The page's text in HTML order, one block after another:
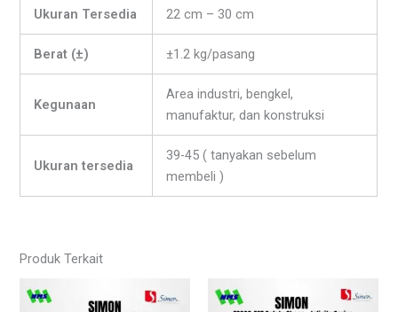
Ukuran Tersedia 22 cm – 30 cm
Berat (±) ±1.2 kg/pasang
Kegunaan
Area industri, bengkel,
manufaktur, dan konstruksi
Ukuran tersedia
39-45 ( tanyakan sebelum
membeli )
Produk Terkait